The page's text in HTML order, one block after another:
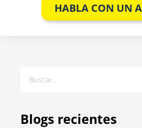
HABLA CON UN
Blogs recientes